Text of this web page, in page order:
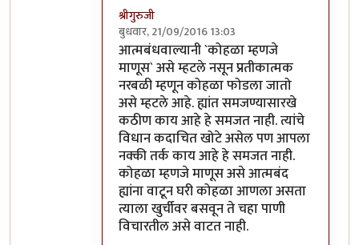
श्रीगुरुजी
बुधवार, 21/09/2016 13:03
In reply toआत्मबंधवाल्यानी `कोहळा म्हणजे
आत्मबंधवाल्यानी `कोहळा म्हणजे
माणूस` असे म्हटले नसून प्रतीकात्मक
नरबळी म्हणून कोहळा फोडला जातो
असे म्हटले आहे. ह्यांत समजण्यासारखे
कठीण काय आहे हे समजत नाही. त्यांचे
विधान कदाचित खोटे असेल पण आपला
नक्की तर्क काय आहे हे समजत नाही.
कोहळा म्हणजे माणूस असे आत्मबंद
ह्यांना वाटून घरी कोहळा आणला असता
त्याला खुर्चीवर बसवून ते चहा पाणी
विचारतील असे वाटत नाही.